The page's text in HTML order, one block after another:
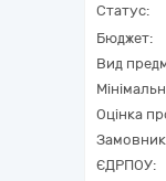
Статус:
Бюджет:
Вид
Оцінка
ЄДРПОУ: